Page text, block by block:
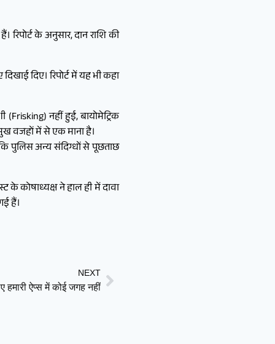
के अनुसार, दान राशि की
दिए। रिपोर्ट में यह भी कहा
नहीं हुई, बायोमेट्रिक
वजहों में से एक माना है।
पुलिस अन्य संदिग्धों से पूछताछ
के कोषाध्यक्ष ने हाल ही में दावा
हैं।
NEXT
ऐप्स में कोई जगह नहीं